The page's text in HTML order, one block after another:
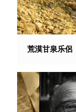
荒漠甘泉乐侶